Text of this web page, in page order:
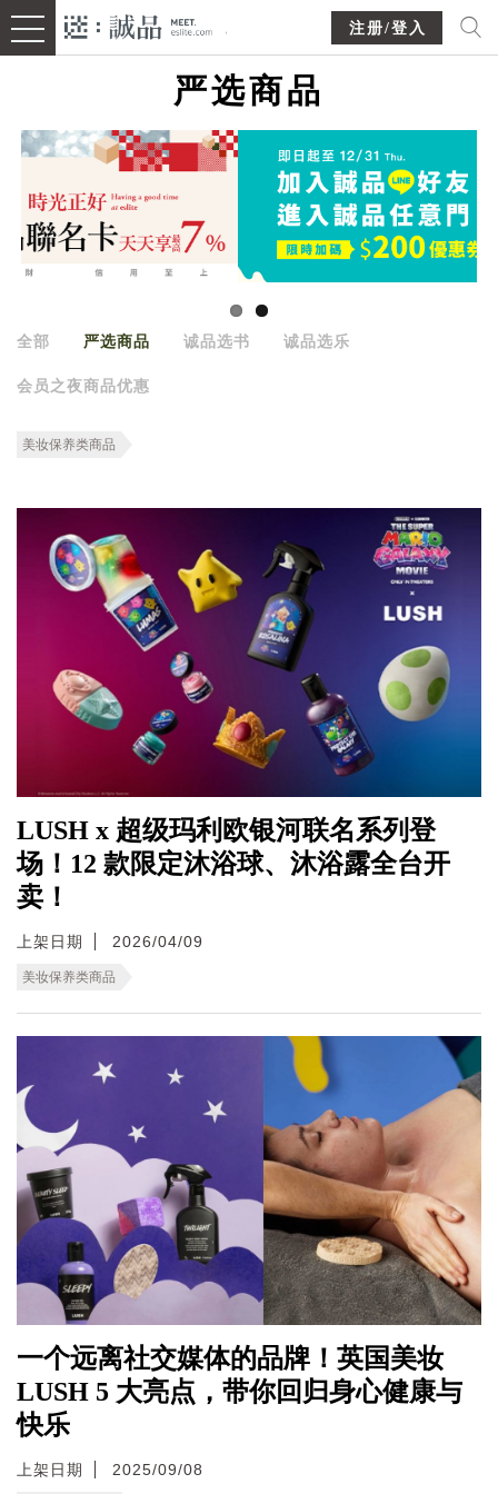
注册/登入
严选商品
全部 严选商品 诚品选书 诚品选乐
会员之夜商品优惠
美妆保养类商品
LUSH x 超级玛利欧银河联名系列登
场！12 款限定沐浴球、沐浴露全台开
卖！
上架日期 2026/04/09
美妆保养类商品
一个远离社交媒体的品牌！英国美妆
LUSH 5 大亮点，带你回归身心健康与
快乐
上架日期 2025/09/08